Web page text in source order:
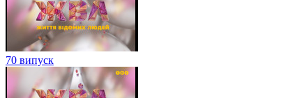
70 випуск